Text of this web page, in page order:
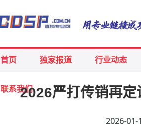
首页 独家报道 行业动态
联系我们2026严打传销再定
2026-